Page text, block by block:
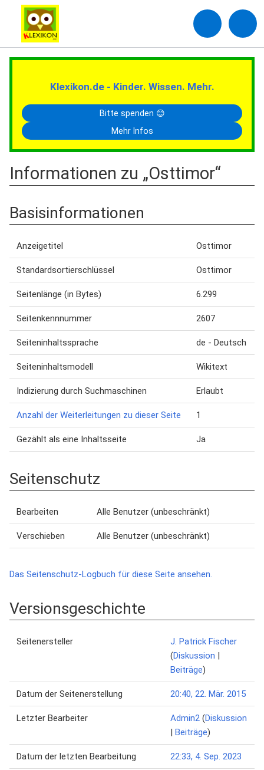
Klexikon.de - Kinder. Wissen. Mehr.
Bitte spenden 😊
Mehr Infos
Informationen zu „Osttimor“
Basisinformationen
Anzeigetitel Osttimor
Standardsortierschlüssel Osttimor
Seitenlänge (in Bytes) 6.299
Seitenkennnummer 2607
Seiteninhaltssprache de - Deutsch
Seiteninhaltsmodell Wikitext
Indizierung durch Suchmaschinen Erlaubt
Anzahl der Weiterleitungen zu dieser Seite 1
Gezählt als eine Inhaltsseite Ja
Seitenschutz
Bearbeiten Alle Benutzer (unbeschränkt)
Verschieben Alle Benutzer (unbeschränkt)
Das Seitenschutz-Logbuch für diese Seite ansehen.
Versionsgeschichte
Seitenersteller
J. Patrick Fischer
(Diskussion |
Beiträge)
Datum der Seitenerstellung 20:40, 22. Mär. 2015
Letzter Bearbeiter Admin2 (Diskussion
| Beiträge)
Datum der letzten Bearbeitung 22:33, 4. Sep. 2023